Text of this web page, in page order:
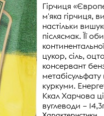
Гірчиця
м'яка гірчиця,
настільки
післясмак. Її
цукор, сіль,
консервант
куркуми.
Ккал Харчова
вуглеводи –